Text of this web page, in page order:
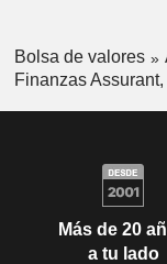
Bolsa de valores
Finanzas Assurant,
Más de 20
a tu lado